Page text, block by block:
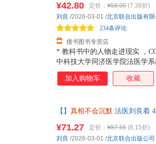
* 教科书中的人物走进现实 ，
中科技大学同济医学院法医学
都需要的生活安全与法律指南
书讲述生活中容易忽视的潜在
开黑暗的幕布，如实报告，向
余次解剖，近万件法医鉴定，
的脆弱与尊严。 *图文结合，
¥42.80 定价： ¥58.00 (7.38折)
搜书图书专营店
234条评论
刘良 /2026-03-01 /北京联合出版有
加入购物车 收藏
【】 真相不会沉默 法医刘良着
¥71.27 定价： ¥87.55 (8.15折)
刘良 /2026-03-01 /北京联合出版公司